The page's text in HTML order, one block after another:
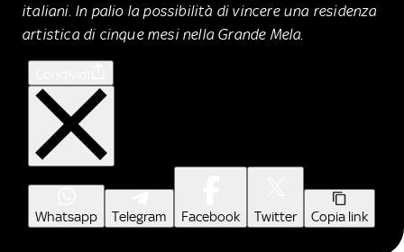
italiani. In palio la possibilità di vincere una residenza
artistica di cinque mesi nella Grande Mela.
Whatsapp Telegram Facebook Twitter Copia link